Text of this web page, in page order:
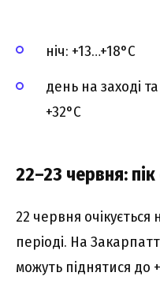
ніч: +13…+18°C
день на заході
+32°C
22–23 червня:
22 червня
періоді. На
можуть піднятися до